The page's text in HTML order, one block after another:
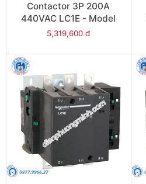
Contactor 3P 200A
440VAC LC1E - Model
LC1E200R6
5,319,600 đ